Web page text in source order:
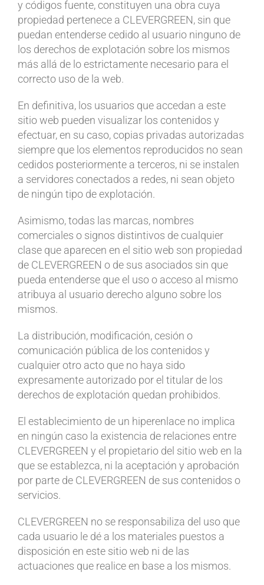
y códigos fuente, constituyen una obra cuya
propiedad pertenece a CLEVERGREEN, sin que
puedan entenderse cedido al usuario ninguno de
los derechos de explotación sobre los mismos
más allá de lo estrictamente necesario para el
correcto uso de la web.
En definitiva, los usuarios que accedan a este
sitio web pueden visualizar los contenidos y
efectuar, en su caso, copias privadas autorizadas
siempre que los elementos reproducidos no sean
cedidos posteriormente a terceros, ni se instalen
a servidores conectados a redes, ni sean objeto
de ningún tipo de explotación.
Asimismo, todas las marcas, nombres
comerciales o signos distintivos de cualquier
clase que aparecen en el sitio web son propiedad
de CLEVERGREEN o de sus asociados sin que
pueda entenderse que el uso o acceso al mismo
atribuya al usuario derecho alguno sobre los
mismos.
La distribución, modificación, cesión o
comunicación pública de los contenidos y
cualquier otro acto que no haya sido
expresamente autorizado por el titular de los
derechos de explotación quedan prohibidos.
El establecimiento de un hiperenlace no implica
en ningún caso la existencia de relaciones entre
CLEVERGREEN y el propietario del sitio web en la
que se establezca, ni la aceptación y aprobación
por parte de CLEVERGREEN de sus contenidos o
servicios.
CLEVERGREEN no se responsabiliza del uso que
cada usuario le dé a los materiales puestos a
disposición en este sitio web ni de las
actuaciones que realice en base a los mismos.